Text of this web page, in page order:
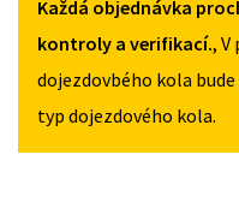
OD
125/70R16
MNOŽSTVÍ
Každá objednávka
kontroly a verifikací., V
dojezdovbého kola
typ dojezdového kola.